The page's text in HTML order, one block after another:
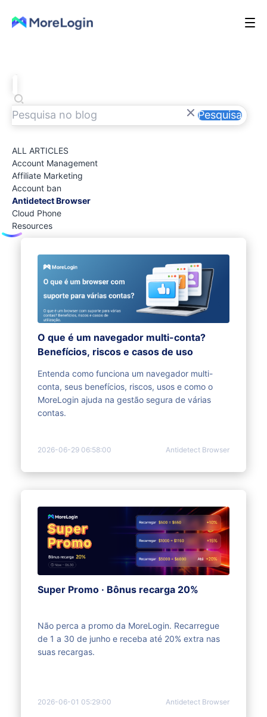
Pesquisa
ALL ARTICLES
Account Management
Affiliate Marketing
Account ban
Antidetect Browser
Cloud Phone
Resources
O que é um navegador multi-conta?
Benefícios, riscos e casos de uso
Entenda como funciona um navegador multi-
conta, seus benefícios, riscos, usos e como o
MoreLogin ajuda na gestão segura de várias
contas.
2026-06-29 06:58:00 Antidetect Browser
Super Promo · Bônus recarga 20%
Não perca a promo da MoreLogin. Recarregue
de 1 a 30 de junho e receba até 20% extra nas
suas recargas.
2026-06-01 05:29:00 Antidetect Browser